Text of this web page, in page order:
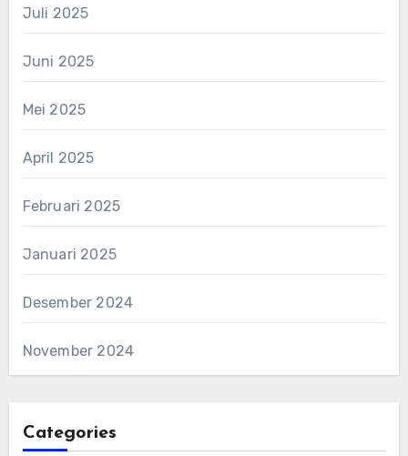
Juli 2025
Juni 2025
Mei 2025
April 2025
Februari 2025
Januari 2025
Desember 2024
November 2024
Categories